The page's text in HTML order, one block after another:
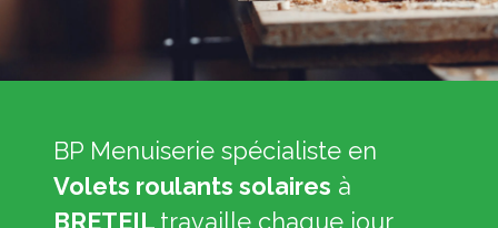
BP Menuiserie spécialiste en
Volets roulants solaires à
BRETEIL travaille chaque jour